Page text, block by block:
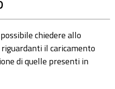
chiedere allo
il caricamento
di quelle presenti in